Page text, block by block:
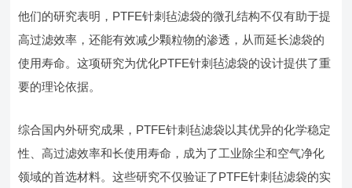
他们的研究表明，PTFE针刺毡滤袋的微孔结构不仅有助于提
高过滤效率，还能有效减少颗粒物的渗透，从而延长滤袋的
使用寿命。这项研究为优化PTFE针刺毡滤袋的设计提供了重
要的理论依据。
综合国内外研究成果，PTFE针刺毡滤袋以其优异的化学稳定
性、高过滤效率和长使用寿命，成为了工业除尘和空气净化
领域的首选材料。这些研究不仅验证了PTFE针刺毡滤袋的实